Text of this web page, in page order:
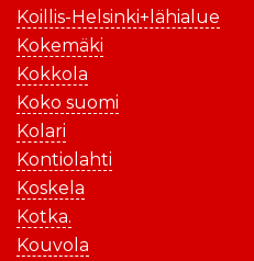
Koillis-Helsinki+lähialue
Kokemäki
Kokkola
Koko suomi
Kolari
Kontiolahti
Koskela
Kotka.
Kouvola